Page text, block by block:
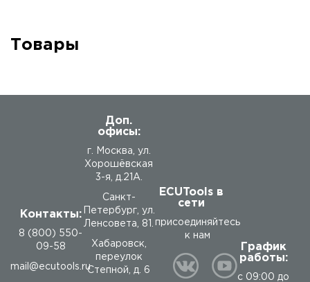
Товары
Контакты:
8 (800) 550-
09-58
mail@ecutools.ru
Доп.
офисы:
г. Москва, ул.
Хорошёвская
3-я, д.21А.
Санкт-
Петербург, ул.
Ленсовета, 81.
Хабаровск,
переулок
Степной, д. 6
ECUTools в
сети
присоединяйтесь
к нам
График
работы:
с 09:00 до